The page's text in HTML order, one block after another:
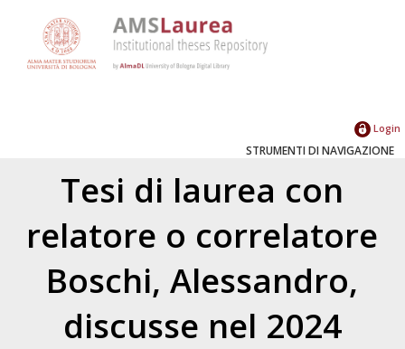
Login
STRUMENTI DI NAVIGAZIONE
Tesi di laurea con
relatore o correlatore
Boschi, Alessandro,
discusse nel 2024